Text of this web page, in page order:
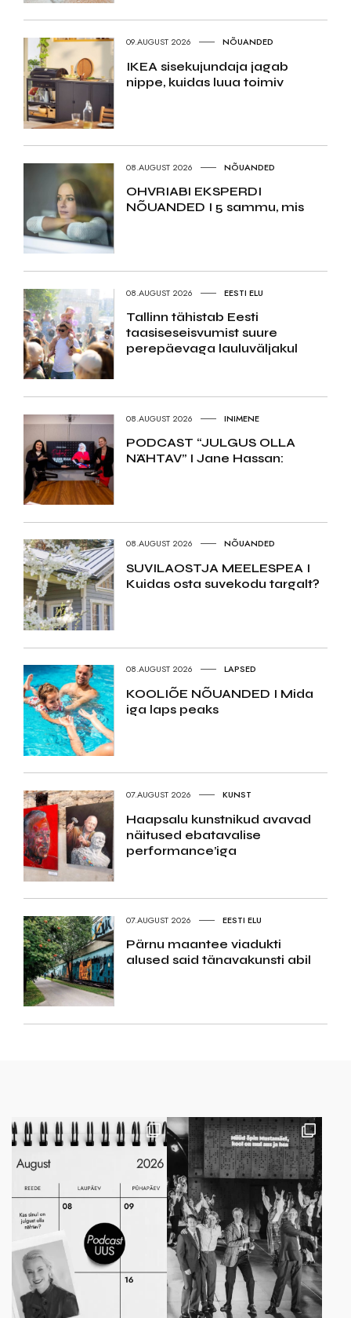
09.AUGUST 2026 NÕUANDED
IKEA sisekujundaja jagab
nippe, kuidas luua toimiv
08.AUGUST 2026 NÕUANDED
OHVRIABI EKSPERDI
NÕUANDED I 5 sammu, mis
08.AUGUST 2026 EESTI ELU
Tallinn tähistab Eesti
taasiseseisvumist suure
perepäevaga lauluväljakul
08.AUGUST 2026 INIMENE
PODCAST “JULGUS OLLA
NÄHTAV” I Jane Hassan:
08.AUGUST 2026 NÕUANDED
SUVILAOSTJA MEELESPEA I
Kuidas osta suvekodu targalt?
08.AUGUST 2026 LAPSED
KOOLIÕE NÕUANDED I Mida
iga laps peaks
07.AUGUST 2026 KUNST
Haapsalu kunstnikud avavad
näitused ebatavalise
performance’iga
07.AUGUST 2026 EESTI ELU
Pärnu maantee viadukti
alused said tänavakunsti abil